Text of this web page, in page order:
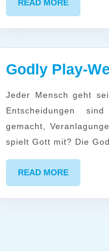
READ MORE
MORE
Godly Play-
Jeder Mensch geht seinen einzigartigen, persönlichen Lebensweg. Eigene
Entscheidungen
gemacht,
spielt Gott mit? Die
READ MOREREAD
MORE